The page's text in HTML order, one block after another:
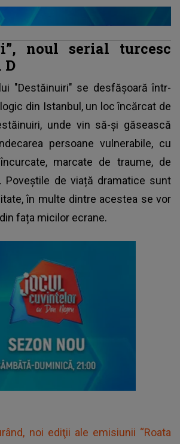
noul serial turcesc
D
"Destăinuiri" se desfășoară într-
din Istanbul, un loc încărcat de
unde vin să-și găsească
persoane vulnerabile, cu
marcate de traume, de
Poveștile de viață dramatice sunt
în multe dintre acestea se vor
fața micilor ecrane.
noi ediţii ale emisiunii “Roata